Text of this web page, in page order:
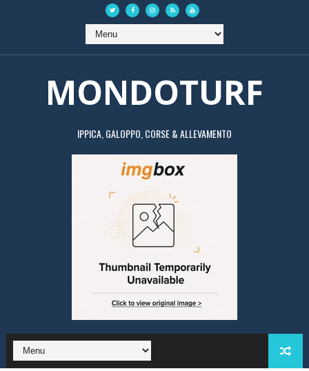
MONDOTURF
IPPICA, GALOPPO, CORSE & ALLEVAMENTO